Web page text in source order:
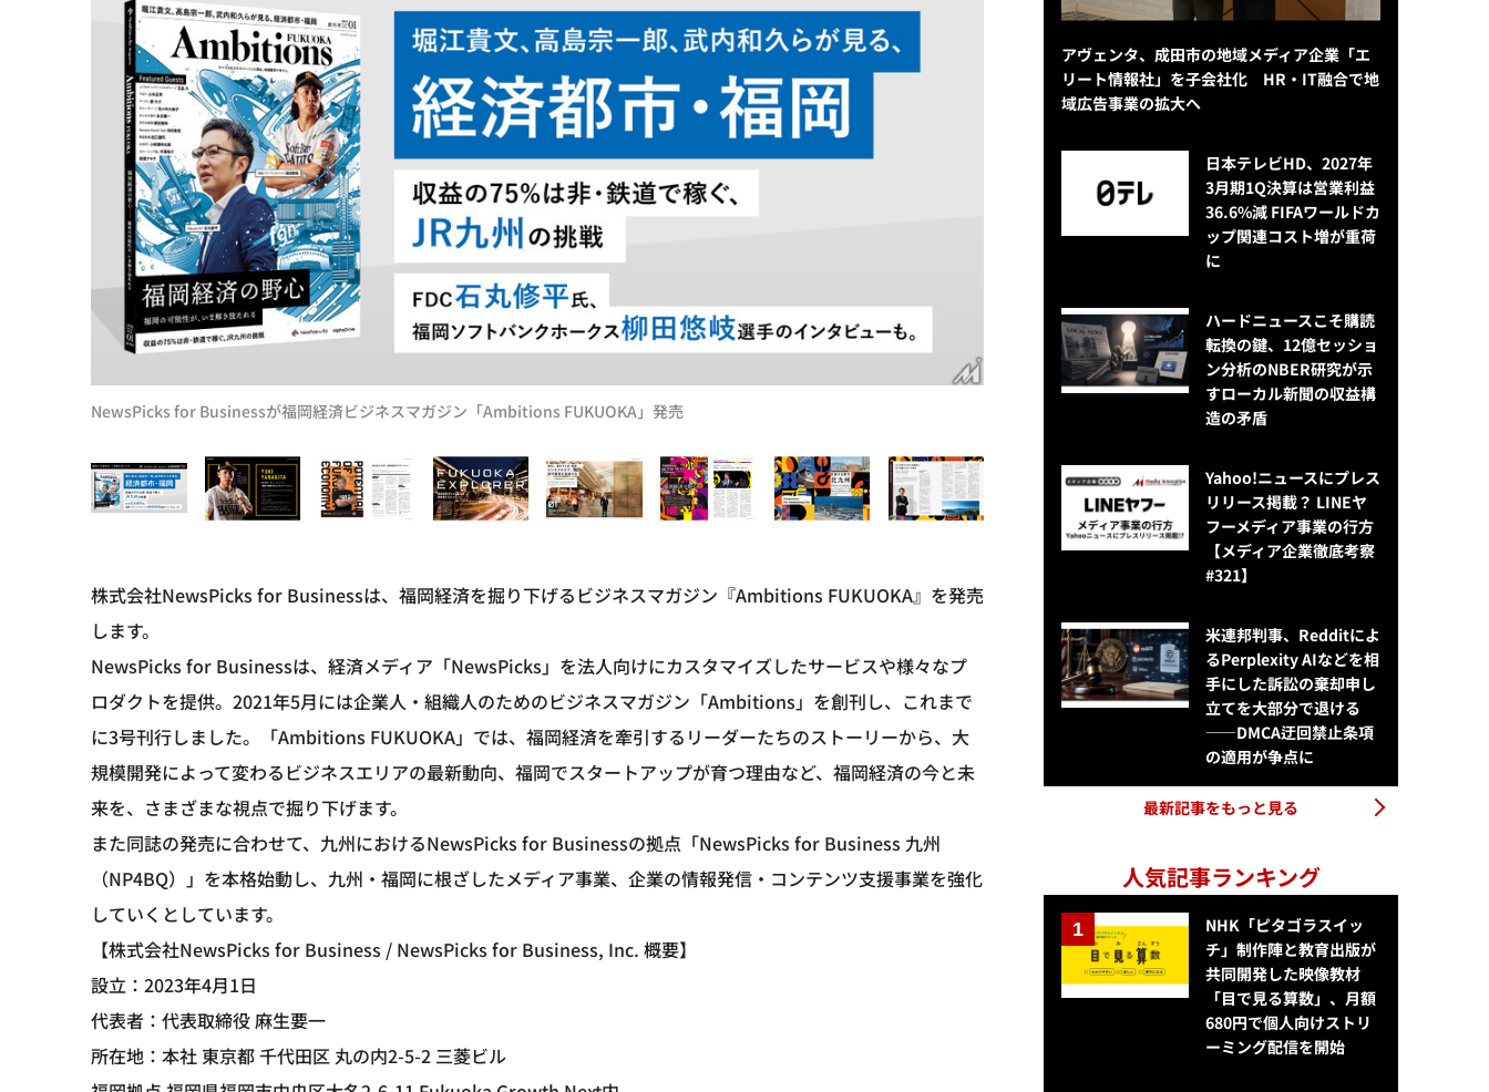
NewsPicks for Businessが福岡経済ビジネスマガジン「Ambitions FUKUOKA」発売
株式会社NewsPicks for Businessは、福岡経済を掘り下げるビジネスマガジン『Ambitions FUKUOKA』を発売
します。
NewsPicks for Businessは、経済メディア「NewsPicks」を法人向けにカスタマイズしたサービスや様々なプ
ロダクトを提供。2021年5月には企業人・組織人のためのビジネスマガジン「Ambitions」を創刊し、これまで
に3号刊行しました。「Ambitions FUKUOKA」では、福岡経済を牽引するリーダーたちのストーリーから、大
規模開発によって変わるビジネスエリアの最新動向、福岡でスタートアップが育つ理由など、福岡経済の今と未
来を、さまざまな視点で掘り下げます。
また同誌の発売に合わせて、九州におけるNewsPicks for Businessの拠点「NewsPicks for Business 九州
（NP4BQ）」を本格始動し、九州・福岡に根ざしたメディア事業、企業の情報発信・コンテンツ支援事業を強化
していくとしています。
【株式会社NewsPicks for Business / NewsPicks for Business, Inc. 概要】
設立：2023年4月1日
代表者：代表取締役 麻生要一
所在地：本社 東京都 千代田区 丸の内2-5-2 三菱ビル
アヴェンタ、成田市の地域メディア企業「エ
リート情報社」を子会社化 HR・IT融合で地
域広告事業の拡大へ
日本テレビHD、2027年
3月期1Q決算は営業利益
36.6%減 FIFAワールドカ
ップ関連コスト増が重荷
に
ハードニュースこそ購読
転換の鍵、12億セッショ
ン分析のNBER研究が示
すローカル新聞の収益構
造の矛盾
Yahoo!ニュースにプレス
リリース掲載？ LINEヤ
フーメディア事業の行方
【メディア企業徹底考察
#321】
米連邦判事、Redditによ
るPerplexity AIなどを相
手にした訴訟の棄却申し
立てを大部分で退ける
——DMCA迂回禁止条項
の適用が争点に
最新記事をもっと見る
人気記事ランキング
NHK「ピタゴラスイッ
チ」制作陣と教育出版が
共同開発した映像教材
「目で見る算数」、月額
680円で個人向けストリ
ーミング配信を開始